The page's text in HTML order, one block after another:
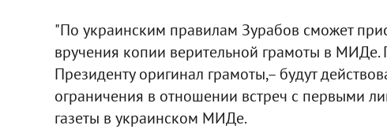
"По украинским правилам Зурабов сможет
вручения копии верительной грамоты в МИДе.
Президенту оригинал грамоты,– будут
ограничения в отношении встреч с первыми
газеты в украинском МИДе.